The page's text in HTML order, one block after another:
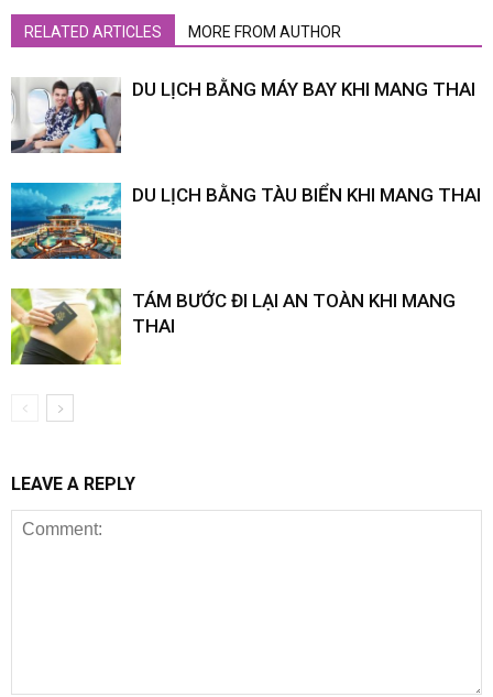
RELATED ARTICLES MORE FROM AUTHOR
DU LỊCH BẰNG MÁY BAY KHI MANG THAI
DU LỊCH BẰNG TÀU BIỂN KHI MANG THAI
TÁM BƯỚC ĐI LẠI AN TOÀN KHI MANG
THAI
LEAVE A REPLY